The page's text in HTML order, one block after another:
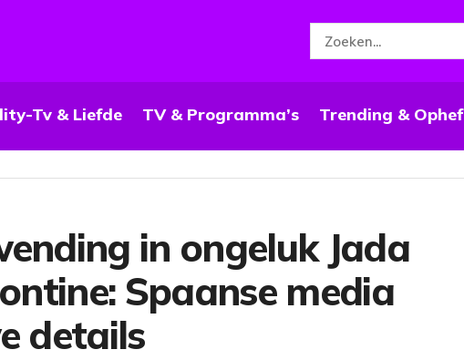
Tv & Liefde TV & Programma’s Trending & Ophef
in ongeluk Jada
Spaanse media
details